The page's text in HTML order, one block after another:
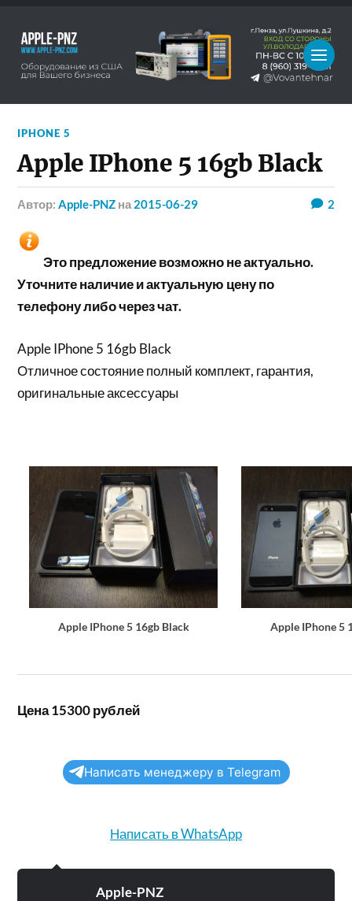
IPHONE 5
Apple IPhone 5 16gb Black
Автор:Apple-PNZ на 2015-06-29 2
Это предложение возможно не актуально.
Уточните наличие и актуальную цену по
телефону либо через чат.
Apple IPhone 5 16gb Black
Отличное состояние полный комплект, гарантия,
оригинальные аксессуары
Apple IPhone 5 16gb Black Apple IPhone 5
Цена 15300 рублей
Написать менеджеру в Telegram
Написать в WhatsApp
Apple-PNZ